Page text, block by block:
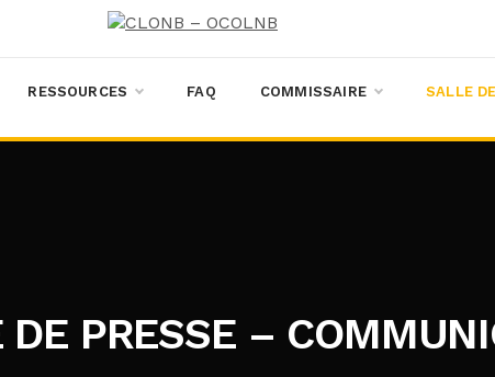
RESSOURCES FAQ COMMISSAIRE SALLE
DE PRESSE –